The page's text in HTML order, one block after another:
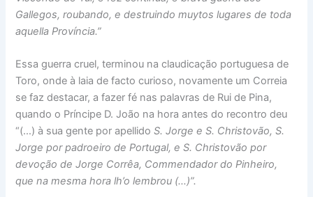
Gallegos, roubando, e destruindo muytos lugares de toda
aquella Província.”
Essa guerra cruel, terminou na claudicação portuguesa de
Toro, onde à laia de facto curioso, novamente um Correia
se faz destacar, a fazer fé nas palavras de Rui de Pina,
quando o Príncipe D. João na hora antes do recontro deu
“(…) à sua gente por apellidoS. Jorge e S. Christovão, S.
Jorge por padroeiro de Portugal, e S. Christovão por
devoção de Jorge Corrêa, Commendador do Pinheiro,
que na mesma hora lh’o lembrou (…)”.